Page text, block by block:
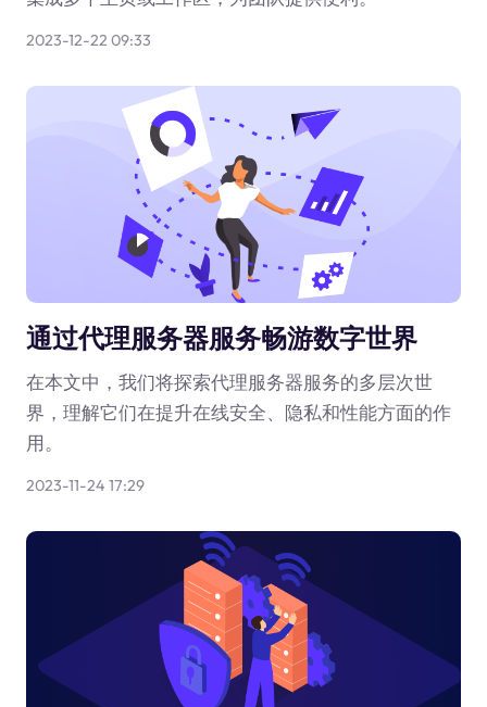
2023-12-22 09:33
通过代理服务器服务畅游数字世界
在本文中，我们将探索代理服务器服务的多层次世
界，理解它们在提升在线安全、隐私和性能方面的作
用。
2023-11-24 17:29